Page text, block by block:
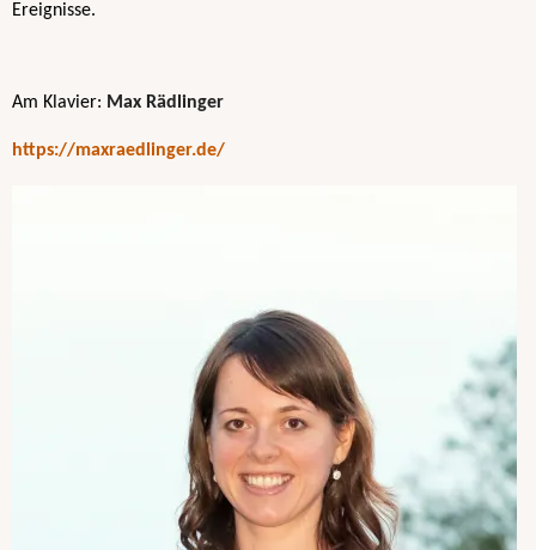
Ereignisse.
Am Klavier: Max Rädlinger
https://maxraedlinger.de/